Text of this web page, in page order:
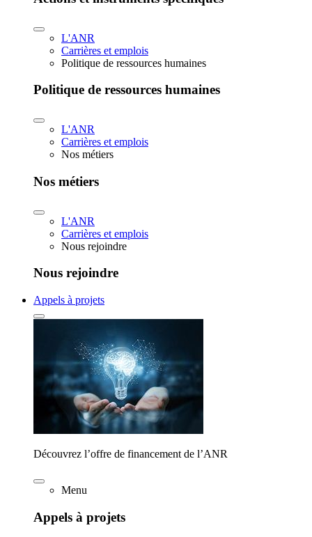
L'ANR
Carrières et emplois
Politique de ressources humaines
Politique de ressources humaines
L'ANR
Carrières et emplois
Nos métiers
Nos métiers
L'ANR
Carrières et emplois
Nous rejoindre
Nous rejoindre
Appels à projets
Découvrez l’offre de financement de l’ANR
Menu
Appels à projets